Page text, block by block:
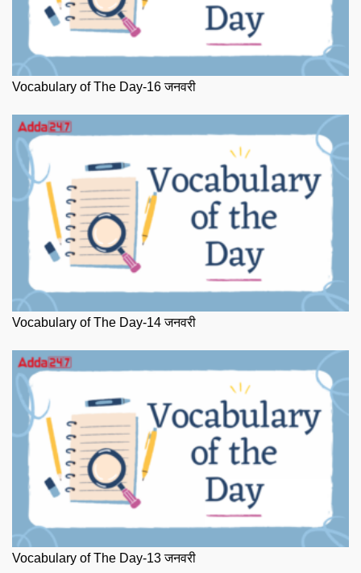
Vocabulary of The Day-16 जनवरी
Vocabulary of The Day-14 जनवरी
Vocabulary of The Day-13 जनवरी